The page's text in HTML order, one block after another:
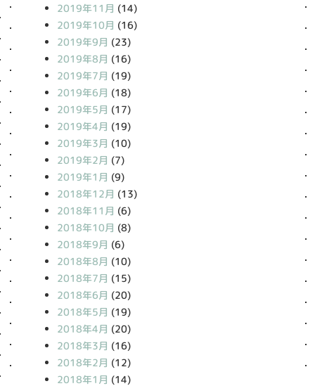
2019年11月 (14)
2019年10月 (16)
2019年9月 (23)
2019年8月 (16)
2019年7月 (19)
2019年6月 (18)
2019年5月 (17)
2019年4月 (19)
2019年3月 (10)
2019年2月 (7)
2019年1月 (9)
2018年12月 (13)
2018年11月 (6)
2018年10月 (8)
2018年9月 (6)
2018年8月 (10)
2018年7月 (15)
2018年6月 (20)
2018年5月 (19)
2018年4月 (20)
2018年3月 (16)
2018年2月 (12)
2018年1月 (14)